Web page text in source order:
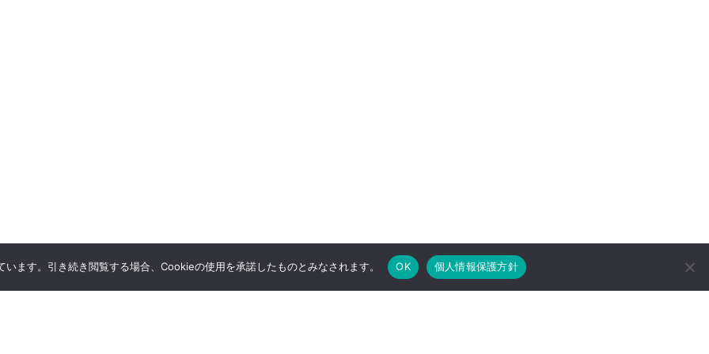
ます。引き続き閲覧する場合、Cookieの使用を承諾したものとみなされます。 OK 個人情報保護方針